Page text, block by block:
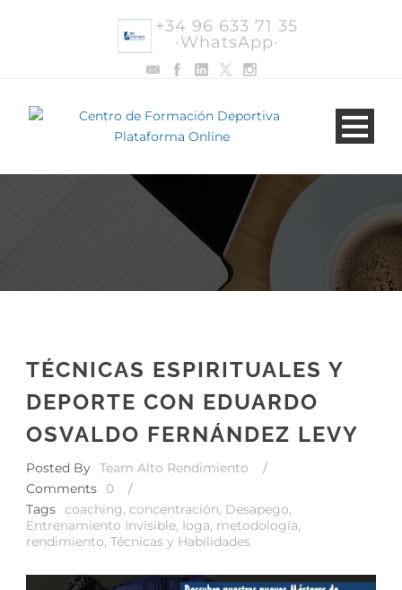
+34 96 633 71 35
·WhatsApp·
TÉCNICAS ESPIRITUALES Y
DEPORTE CON EDUARDO
OSVALDO FERNÁNDEZ LEVY
Posted By Team Alto Rendimiento
/
Comments
0
/
Tags coaching, concentración, Desapego,
Entrenamiento Invisible, Ioga, metodología,
rendimiento, Técnicas y Habilidades